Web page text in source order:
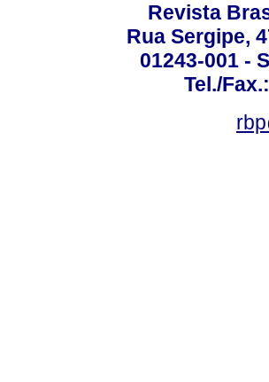
Revista
Rua Sergipe,
01243-001 -
Tel./